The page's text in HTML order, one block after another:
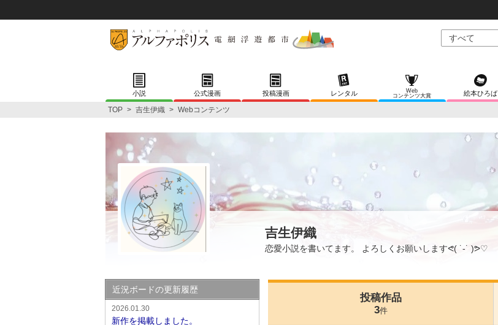
小説 公式漫画 投稿漫画 レンタル
Web
コンテンツ大賞
絵本ひろば
TOP > 吉生伊織 > Webコンテンツ
吉生伊織
恋愛小説を書いてます。 よろしくお願いしますᕙ( ˙-˙ )ᕗ♡︎
投稿作品
3件
近況ボードの更新履歴
2026.01.30
新作を掲載しました。